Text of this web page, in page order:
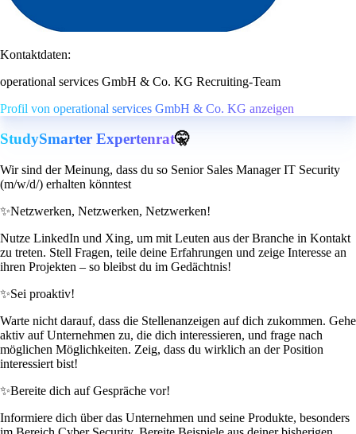
Kontaktdaten:
operational services GmbH & Co. KG Recruiting-Team
Profil von operational services GmbH & Co. KG anzeigen
StudySmarter Expertenrat🤫
Wir sind der Meinung, dass du so Senior Sales Manager IT Security
(m/w/d/) erhalten könntest
✨Netzwerken, Netzwerken, Netzwerken!
Nutze LinkedIn und Xing, um mit Leuten aus der Branche in Kontakt
zu treten. Stell Fragen, teile deine Erfahrungen und zeige Interesse an
ihren Projekten – so bleibst du im Gedächtnis!
✨Sei proaktiv!
Warte nicht darauf, dass die Stellenanzeigen auf dich zukommen. Gehe
aktiv auf Unternehmen zu, die dich interessieren, und frage nach
möglichen Möglichkeiten. Zeig, dass du wirklich an der Position
interessiert bist!
✨Bereite dich auf Gespräche vor!
Informiere dich über das Unternehmen und seine Produkte, besonders